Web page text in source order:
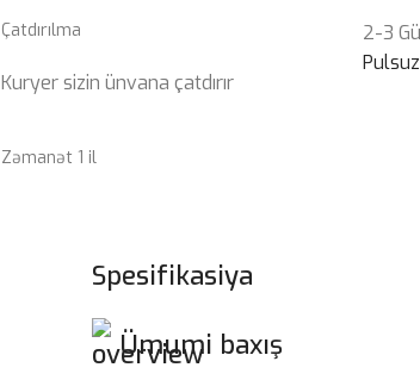
Çatdırılma
Kuryer sizin ünvana çatdırır
2-3
Pulsuz
Zəmanət 1 il
Spesifikasiya
Ümumi baxış